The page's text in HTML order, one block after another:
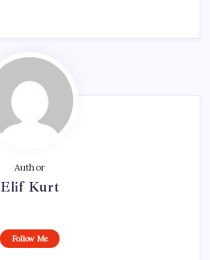
Author
Elif Kurt
Follow Me